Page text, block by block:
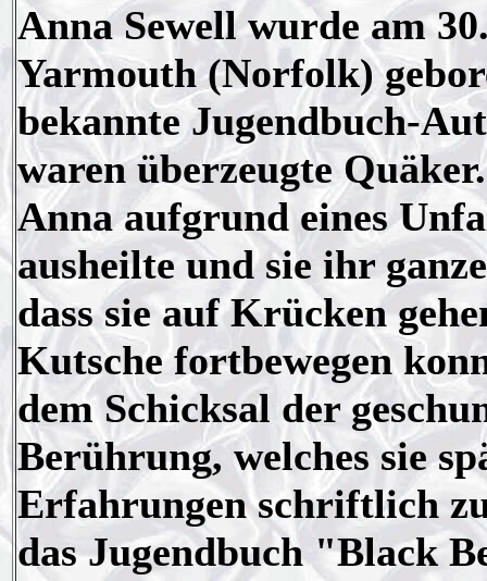
Anna Sewell wurde am
Yarmouth (Norfolk)
bekannte Jugendbuch-
waren überzeugte
Anna aufgrund eines
ausheilte und sie ihr
dass sie auf Krücken
Kutsche fortbewegen
dem Schicksal der
Berührung, welches sie
Erfahrungen schriftlich
das Jugendbuch "Black